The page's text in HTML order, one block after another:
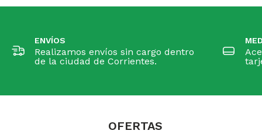
ENVÍOS
Realizamos envíos sin cargo dentro
de la ciudad de Corrientes.
OFERTAS